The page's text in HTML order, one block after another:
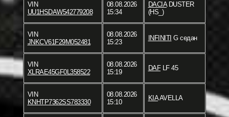
VIN
UU1HSDAW542779208
08.08.2026
15:34
DACIADUSTER
(HS_)
VIN
JNKCV61F29M052481
08.08.2026
15:23
INFINITI G седан
VIN
XLRAE45GF0L358522
08.08.2026
15:19
DAFLF 45
VIN
KNHTP7362SS783330
08.08.2026
15:10
KIAAVELLA